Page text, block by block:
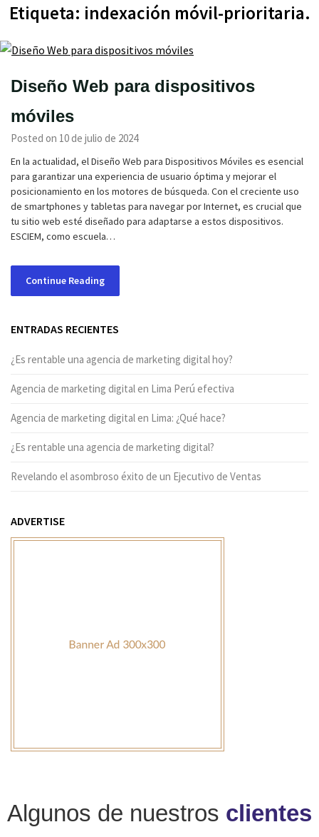
Etiqueta: indexación móvil-prioritaria.
Diseño Web para dispositivos
móviles
Posted on 10 de julio de 2024
En la actualidad, el Diseño Web para Dispositivos Móviles es esencial
para garantizar una experiencia de usuario óptima y mejorar el
posicionamiento en los motores de búsqueda. Con el creciente uso
de smartphones y tabletas para navegar por Internet, es crucial que
tu sitio web esté diseñado para adaptarse a estos dispositivos.
ESCIEM, como escuela…
Continue Reading
ENTRADAS RECIENTES
¿Es rentable una agencia de marketing digital hoy?
Agencia de marketing digital en Lima Perú efectiva
Agencia de marketing digital en Lima: ¿Qué hace?
¿Es rentable una agencia de marketing digital?
Revelando el asombroso éxito de un Ejecutivo de Ventas
ADVERTISE
Algunos de nuestros clientes